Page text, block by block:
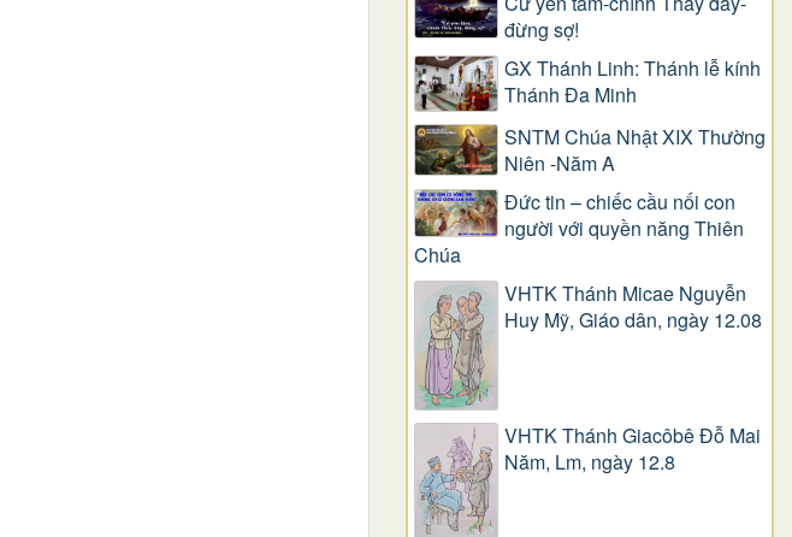
đừng sợ!
GX Thánh Linh: Thánh lễ kính
Thánh Đa Minh
SNTM Chúa Nhật XIX Thường
Niên -Năm A
Đức tin – chiếc cầu nối con
người với quyền năng Thiên
Chúa
VHTK Thánh Micae Nguyễn
Huy Mỹ, Giáo dân, ngày 12.08
VHTK Thánh Giacôbê Ðỗ Mai
Năm, Lm, ngày 12.8